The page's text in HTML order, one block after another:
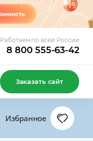
Работаем по всей России
8 800 555-63-42
Заказать сайт
Избранное